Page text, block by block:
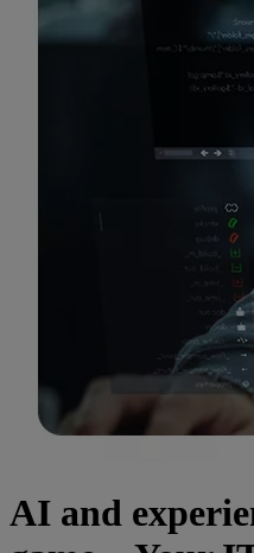
AI and